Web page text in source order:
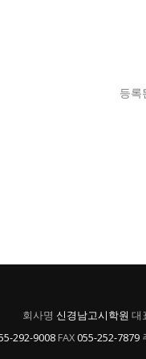
등록
회사명 신경남고시학원 대
292-9008FAX055-252-7879